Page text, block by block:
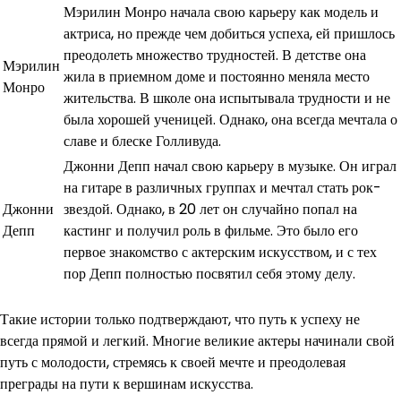
Мэрилин
Монро
Мэрилин Монро начала свою карьеру как модель и
актриса, но прежде чем добиться успеха, ей пришлось
преодолеть множество трудностей. В детстве она
жила в приемном доме и постоянно меняла место
жительства. В школе она испытывала трудности и не
была хорошей ученицей. Однако, она всегда мечтала о
славе и блеске Голливуда.
Джонни
Депп
Джонни Депп начал свою карьеру в музыке. Он играл
на гитаре в различных группах и мечтал стать рок-
звездой. Однако, в 20 лет он случайно попал на
кастинг и получил роль в фильме. Это было его
первое знакомство с актерским искусством, и с тех
пор Депп полностью посвятил себя этому делу.
Такие истории только подтверждают, что путь к успеху не
всегда прямой и легкий. Многие великие актеры начинали свой
путь с молодости, стремясь к своей мечте и преодолевая
преграды на пути к вершинам искусства.